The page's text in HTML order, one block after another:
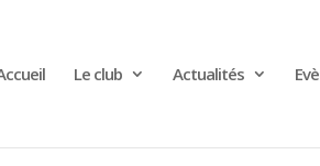
Le club Actualités